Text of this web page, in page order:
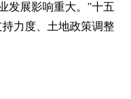
发展影响重大。"十五
力度、土地政策调整